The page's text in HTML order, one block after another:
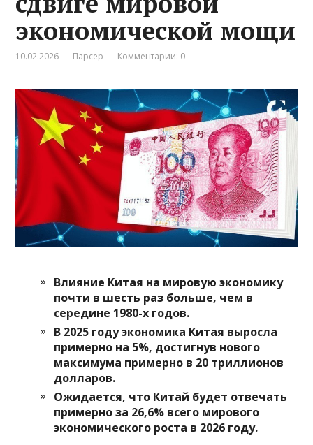
экономической мощи
10.02.2026 Парсер Комментарии: 0
Влияние Китая на мировую экономику
почти в шесть раз больше, чем в
середине 1980-х годов.
В 2025 году экономика Китая выросла
примерно на 5%, достигнув нового
максимума примерно в 20 триллионов
долларов.
Ожидается, что Китай будет отвечать
примерно за 26,6% всего мирового
экономического роста в 2026 году.